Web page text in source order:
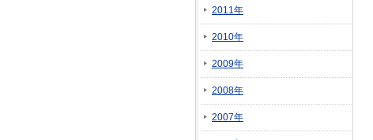
2011年
2010年
2009年
2008年
2007年